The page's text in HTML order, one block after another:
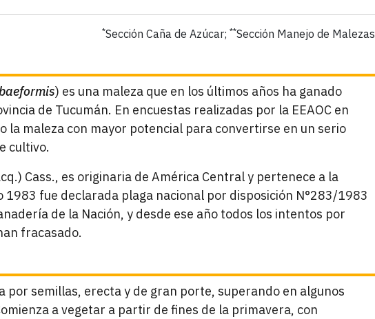
*Sección Caña de Azúcar; **Sección Manejo de Malezas
) es una maleza que en los últimos años ha ganado
de Tucumán. En encuestas realizadas por la EEAOC en
la maleza con mayor potencial para convertirse en un serio
cultivo.
Cass., es originaria de América Central y pertenece a la
1983 fue declarada plaga nacional por disposición N°283/1983
de la Nación, y desde ese año todos los intentos por
fracasado.
por semillas, erecta y de gran porte, superando en algunos
a vegetar a partir de fines de la primavera, con